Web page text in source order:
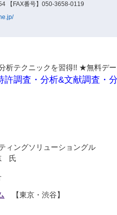
【FAX番号】050-3658-0119
テクニックを習得!! ★無料デ
調査・分析&文献調査・
ングソリューショングル
氏
【東京・渋谷】